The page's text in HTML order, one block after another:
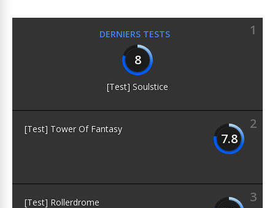
DERNIERS TESTS
1
8
[Test] Soulstice
2
7.8
[Test] Tower Of Fantasy
3
[Test] Rollerdrome